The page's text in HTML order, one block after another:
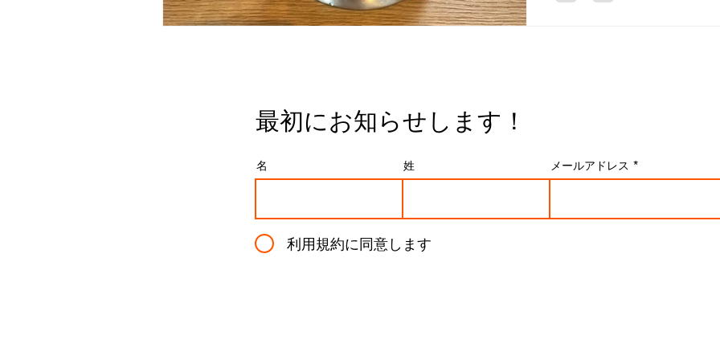
最初にお知らせします！
名 姓 メールアドレス
利用規約に同意します